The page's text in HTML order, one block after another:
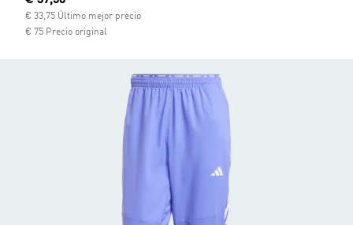
€ 33,75 Último mejor precio
€ 75 Precio original